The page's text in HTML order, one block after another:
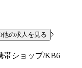
の求人を見る
帯ショップ/KB6